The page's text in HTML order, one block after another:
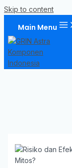
Skip to content
Main Menu